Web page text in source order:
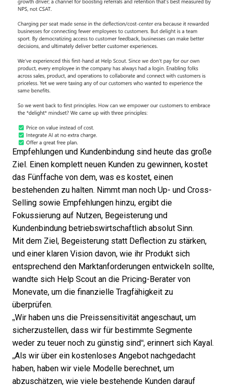
Empfehlungen und Kundenbindung sind heute das große
Ziel. Einen komplett neuen Kunden zu gewinnen, kostet
das Fünffache von dem, was es kostet, einen
bestehenden zu halten. Nimmt man noch Up- und Cross-
Selling sowie Empfehlungen hinzu, ergibt die
Fokussierung auf Nutzen, Begeisterung und
Kundenbindung betriebswirtschaftlich absolut Sinn.
Mit dem Ziel, Begeisterung statt Deflection zu stärken,
und einer klaren Vision davon, wie ihr Produkt sich
entsprechend den Marktanforderungen entwickeln sollte,
wandte sich Help Scout an die Pricing-Berater von
Monevate, um die finanzielle Tragfähigkeit zu
überprüfen.
„Wir haben uns die Preissensitivität angeschaut, um
sicherzustellen, dass wir für bestimmte Segmente
weder zu teuer noch zu günstig sind“, erinnert sich Kayal.
„Als wir über ein kostenloses Angebot nachgedacht
haben, haben wir viele Modelle berechnet, um
abzuschätzen, wie viele bestehende Kunden darauf